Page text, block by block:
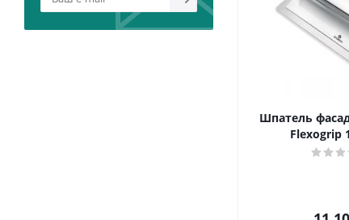
Шпатель
Flexogrip